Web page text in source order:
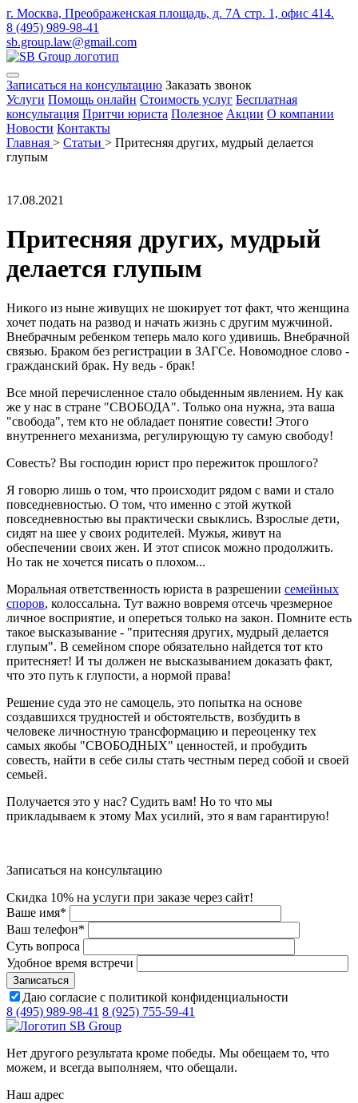
г. Москва, Преображенская площадь, д. 7А стр. 1, офис 414.
8 (495) 989-98-41
sb.group.law@gmail.com
Записаться на консультацию Заказать звонок
Услуги Помощь онлайн Стоимость услуг Бесплатная
консультация Притчи юриста Полезное Акции О компании
Новости Контакты
Главная > Статьи > Притесняя других, мудрый делается
глупым
17.08.2021
Притесняя других, мудрый
делается глупым
Никого из ныне живущих не шокирует тот факт, что женщина
хочет подать на развод и начать жизнь с другим мужчиной.
Внебрачным ребенком теперь мало кого удивишь. Внебрачной
связью. Браком без регистрации в ЗАГСе. Новомодное слово -
гражданский брак. Ну ведь - брак!
Все мной перечисленное стало обыденным явлением. Ну как
же у нас в стране "СВОБОДА". Только она нужна, эта ваша
"свобода", тем кто не обладает понятие совести! Этого
внутреннего механизма, регулирующую ту самую свободу!
Совесть? Вы господин юрист про пережиток прошлого?
Я говорю лишь о том, что происходит рядом с вами и стало
повседневностью. О том, что именно с этой жуткой
повседневностью вы практически свыклись. Взрослые дети,
сидят на шее у своих родителей. Мужья, живут на
обеспечении своих жен. И этот список можно продолжить.
Но так не хочется писать о плохом...
Моральная ответственность юриста в разрешении семейных
споров, колоссальна. Тут важно вовремя отсечь чрезмерное
личное восприятие, и опереться только на закон. Помните есть
такое высказывание - "притесняя других, мудрый делается
глупым". В семейном споре обязательно найдется тот кто
притесняет! И ты должен не высказыванием доказать факт,
что это путь к глупости, а нормой права!
Решение суда это не самоцель, это попытка на основе
создавшихся трудностей и обстоятельств, возбудить в
человеке личностную трансформацию и переоценку тех
самых якобы "СВОБОДНЫХ" ценностей, и пробудить
совесть, найти в себе силы стать честным перед собой и своей
семьей.
Получается это у нас? Судить вам! Но то что мы
прикладываем к этому Max усилий, это я вам гарантирую!
Записаться на консультацию
Скидка 10% на услуги при заказе через сайт!
Ваше имя*
Ваш телефон*
Суть вопроса
Удобное время встречи
Даю согласие с политикой конфиденциальности
8 (495) 989-98-41 8 (925) 755-59-41
Нет другого результата кроме победы. Мы обещаем то, что
можем, и всегда выполняем, что обещали.
Наш адрес